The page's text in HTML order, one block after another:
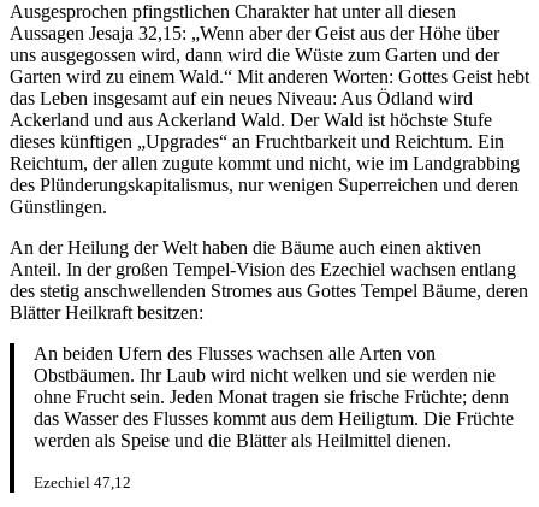
Ausgesprochen pfingstlichen Charakter hat unter all diesen
Aussagen Jesaja 32,15: „Wenn aber der Geist aus der Höhe über
uns ausgegossen wird, dann wird die Wüste zum Garten und der
Garten wird zu einem Wald.“ Mit anderen Worten: Gottes Geist hebt
das Leben insgesamt auf ein neues Niveau: Aus Ödland wird
Ackerland und aus Ackerland Wald. Der Wald ist höchste Stufe
dieses künftigen „Upgrades“ an Fruchtbarkeit und Reichtum. Ein
Reichtum, der allen zugute kommt und nicht, wie im Landgrabbing
des Plünderungskapitalismus, nur wenigen Superreichen und deren
Günstlingen.
An der Heilung der Welt haben die Bäume auch einen aktiven
Anteil. In der großen Tempel-Vision des Ezechiel wachsen entlang
des stetig anschwellenden Stromes aus Gottes Tempel Bäume, deren
Blätter Heilkraft besitzen:
An beiden Ufern des Flusses wachsen alle Arten von
Obstbäumen. Ihr Laub wird nicht welken und sie werden nie
ohne Frucht sein. Jeden Monat tragen sie frische Früchte; denn
das Wasser des Flusses kommt aus dem Heiligtum. Die Früchte
werden als Speise und die Blätter als Heilmittel dienen.
Ezechiel 47,12